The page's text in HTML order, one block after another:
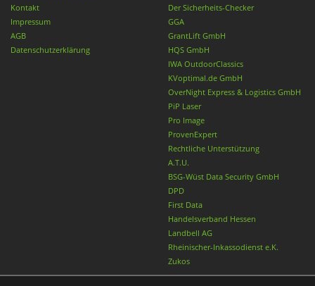
Kontakt
Impressum
AGB
Datenschutzerklärung
Der Sicherheits-Checker
GGA
GrantLift GmbH
HQS GmbH
IWA OutdoorClassics
KVoptimal.de GmbH
OverNight Express & Logistics GmbH
PiP Laser
Pro Image
ProvenExpert
Rechtliche Unterstützung
A.T.U.
BSG-Wüst Data Security GmbH
DPD
First Data
Handelsverband Hessen
Landbell AG
Rheinischer-Inkassodienst e.K.
Zukos